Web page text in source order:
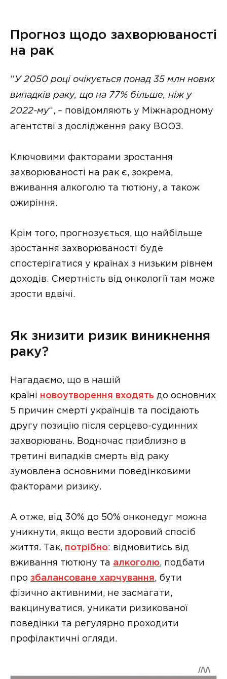
Прогноз щодо захворюваності
на рак
“У 2050 році очікується понад 35 млн нових
випадків раку, що на 77% більше, ніж у
2022-му“, – повідомляють у Міжнародному
агентстві з дослідження раку ВООЗ.
Ключовими факторами зростання
захворюваності на рак є, зокрема,
вживання алкоголю та тютюну, а також
ожиріння.
Крім того, прогнозується, що найбільше
зростання захворюваності буде
спостерігатися у країнах з низьким рівнем
доходів. Смертність від онкології там може
зрости вдвічі.
Як знизити ризик виникнення
раку?
Нагадаємо, що в нашій
країні новоутворення входять до основних
5 причин смерті українців та посідають
другу позицію після серцево-судинних
захворювань. Водночас приблизно в
третині випадків смерть від раку
зумовлена основними поведінковими
факторами ризику.
А отже, від 30% до 50% онконедуг можна
уникнути, якщо вести здоровий спосіб
життя. Так, потрібно: відмовитись від
вживання тютюну та алкоголю, подбати
про збалансоване харчування, бути
фізично активними, не засмагати,
вакцинуватися, уникати ризикованої
поведінки та регулярно проходити
профілактичні огляди.